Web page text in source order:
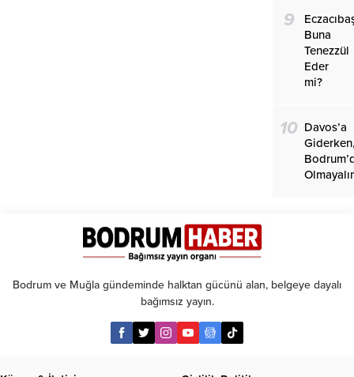
9
Buna
Tenezzül
Eder
mi?
10 Davos’a
Bodrum ve Muğla gündeminde halktan gücünü alan, belgeye dayalı
bağımsız yayın.